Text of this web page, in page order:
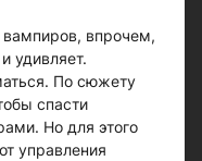
впрочем,
удивляет.
По сюжету
спасти
Но для этого
управления